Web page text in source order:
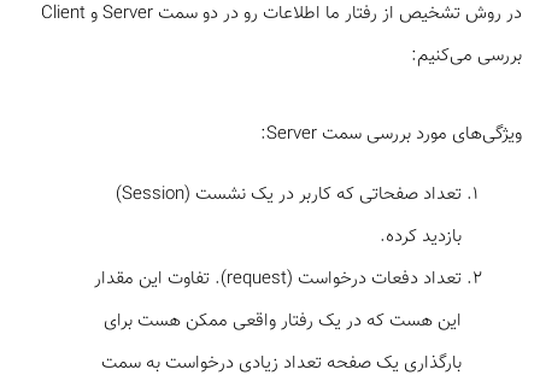
در روش تشخیص از رفتار ما اطلاعات رو در دو سمت Server و Client
بررسی می‌کنیم:
ویژگی‌های مورد بررسی سمت Server:
تعداد صفحاتی که کاربر در یک نشست (Session)
بازدید کرده.
تعداد دفعات درخواست (request). تفاوت این مقدار
این هست که در یک رفتار واقعی ممکن هست برای
بارگذاری یک صفحه تعداد زیادی درخواست به سمت